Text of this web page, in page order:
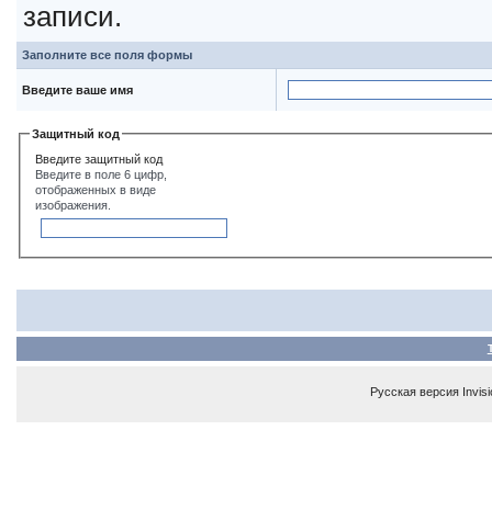
записи.
Заполните все поля формы
Введите ваше имя
Защитный код
Введите защитный код
Введите в поле 6 цифр,
отображенных в виде
изображения.
Русская версия